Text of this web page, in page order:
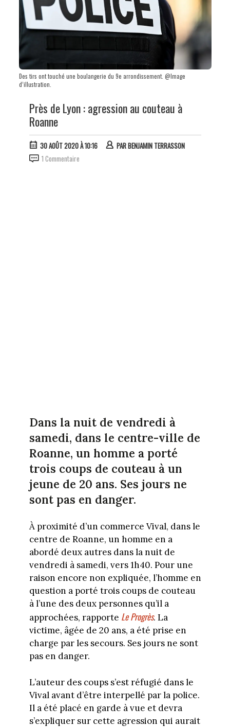
Des tirs ont touché une boulangerie du 9e arrondissement. @Image
d’illustration.
Près de Lyon : agression au couteau à
Roanne
30 AOÛT 2020 À 10:16 PARBENJAMIN TERRASSON
1 Commentaire
Dans la nuit de vendredi à
samedi, dans le centre-ville de
Roanne, un homme a porté
trois coups de couteau à un
jeune de 20 ans. Ses jours ne
sont pas en danger.
À proximité d’un commerce Vival, dans le
centre de Roanne, un homme en a
abordé deux autres dans la nuit de
vendredi à samedi, vers 1h40. Pour une
raison encore non expliquée, l’homme en
question a porté trois coups de couteau
à l’une des deux personnes qu’il a
approchées, rapporte Le Progrès. La
victime, âgée de 20 ans, a été prise en
charge par les secours. Ses jours ne sont
pas en danger.
L’auteur des coups s’est réfugié dans le
Vival avant d’être interpellé par la police.
Il a été placé en garde à vue et devra
s’expliquer sur cette agression qui aurait